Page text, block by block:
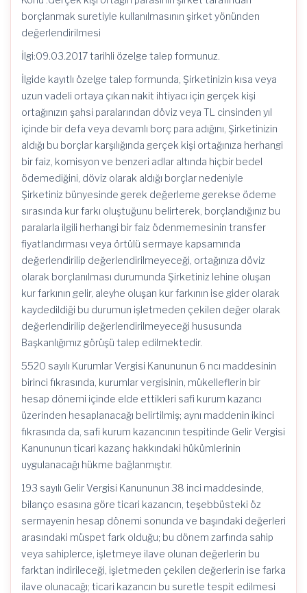
borçlanmak suretiyle kullanılmasının şirket yönünden
değerlendirilmesi
İlgi:09.03.2017 tarihli özelge talep formunuz.
İlgide kayıtlı özelge talep formunda, Şirketinizin kısa veya
uzun vadeli ortaya çıkan nakit ihtiyacı için gerçek kişi
ortağınızın şahsi paralarından döviz veya TL cinsinden yıl
içinde bir defa veya devamlı borç para adığını, Şirketinizin
aldığı bu borçlar karşılığında gerçek kişi ortağınıza herhangi
bir faiz, komisyon ve benzeri adlar altında hiçbir bedel
ödemediğini, döviz olarak aldığı borçlar nedeniyle
Şirketiniz bünyesinde gerek değerleme gerekse ödeme
sırasında kur farkı oluştuğunu belirterek, borçlandığınız bu
paralarla ilgili herhangi bir faiz ödenmemesinin transfer
fiyatlandırması veya örtülü sermaye kapsamında
değerlendirilip değerlendirilmeyeceği, ortağınıza döviz
olarak borçlanılması durumunda Şirketiniz lehine oluşan
kur farkının gelir, aleyhe oluşan kur farkının ise gider olarak
kaydedildiği bu durumun işletmeden çekilen değer olarak
değerlendirilip değerlendirilmeyeceği hususunda
Başkanlığımız görüşü talep edilmektedir.
5520 sayılı Kurumlar Vergisi Kanununun 6 ncı maddesinin
birinci fıkrasında, kurumlar vergisinin, mükelleflerin bir
hesap dönemi içinde elde ettikleri safi kurum kazancı
üzerinden hesaplanacağı belirtilmiş; aynı maddenin ikinci
fıkrasında da, safi kurum kazancının tespitinde Gelir Vergisi
Kanununun ticari kazanç hakkındaki hükümlerinin
uygulanacağı hükme bağlanmıştır.
193 sayılı Gelir Vergisi Kanununun 38 inci maddesinde,
bilanço esasına göre ticari kazancın, teşebbüsteki öz
sermayenin hesap dönemi sonunda ve başındaki değerleri
arasındaki müspet fark olduğu; bu dönem zarfında sahip
veya sahiplerce, işletmeye ilave olunan değerlerin bu
farktan indirileceği, işletmeden çekilen değerlerin ise farka
ilave olunacağı; ticari kazancın bu suretle tespit edilmesi